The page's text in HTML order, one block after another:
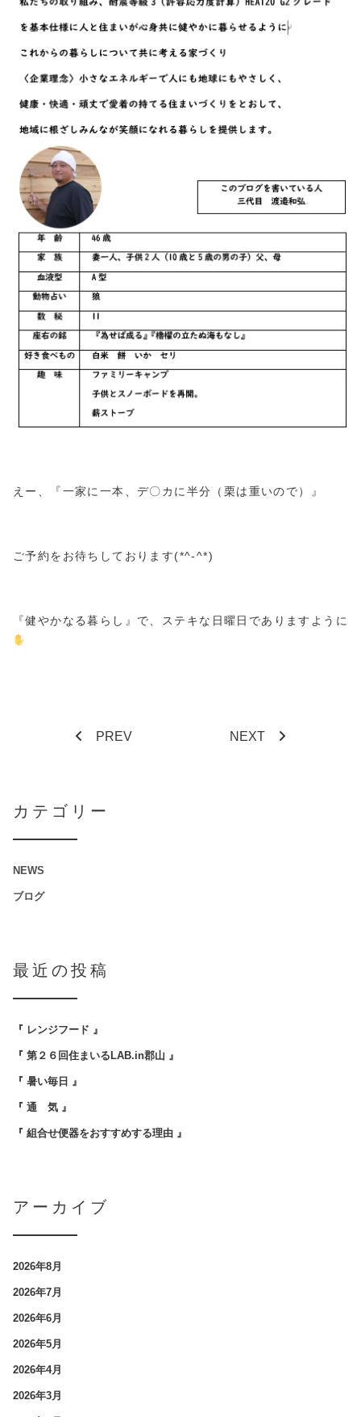
えー、『一家に一本、デ〇カに半分（栗は重いので）』
ご予約をお待ちしております(*^-^*)
『健やかなる暮らし』で、ステキな日曜日でありますように
PREV NEXT
カテゴリー
NEWS
ブログ
最近の投稿
『 レンジフード 』
『 第２６回住まいるLAB.in郡山 』
『 暑い毎日 』
『 通 気 』
『 組合せ便器をおすすめする理由 』
アーカイブ
2026年8月
2026年7月
2026年6月
2026年5月
2026年4月
2026年3月